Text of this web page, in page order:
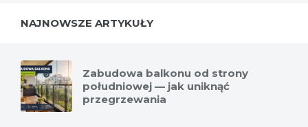
NAJNOWSZE ARTYKUŁY
Zabudowa balkonu od strony
południowej — jak uniknąć
przegrzewania